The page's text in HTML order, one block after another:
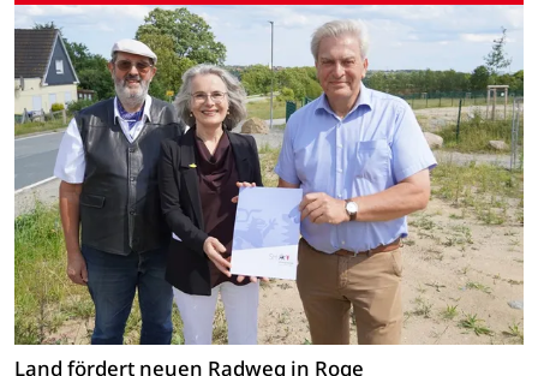
Land fördert neuen Radweg in Roge